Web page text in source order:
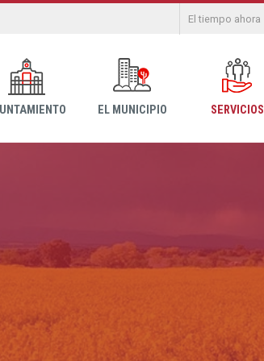
El tiempo ahora
EL MUNICIPIO SERVICIOS